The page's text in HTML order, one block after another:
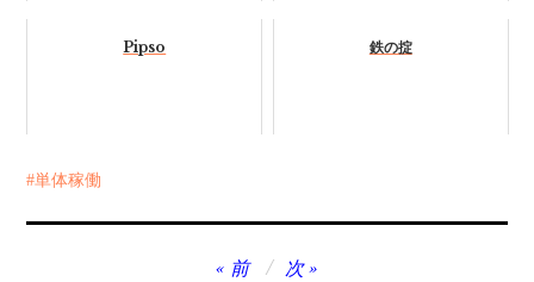
Pipso 鉄の掟
単体稼働
前 次